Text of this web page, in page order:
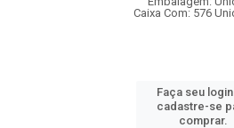
Caixa Com: 576
Faça seu
cadastre-se
comprar.